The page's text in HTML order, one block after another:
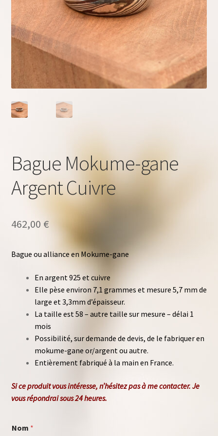
Bague Mokume-gane
Argent Cuivre
462,00 €
Bague ou alliance en Mokume-gane
En argent 925 et cuivre
Elle pèse environ 7,1 grammes et mesure 5,7 mm de
large et 3,3mm d’épaisseur.
La taille est 58 – autre taille sur mesure – délai 1
mois
Possibilité, sur demande de devis, de le fabriquer en
mokume-gane or/argent ou autre.
Entièrement fabriqué à la main en France.
Si ce produit vous intéresse, n’hésitez pas à mecontacter. Je
vous répondrai sous 24 heures.
e
Nom *